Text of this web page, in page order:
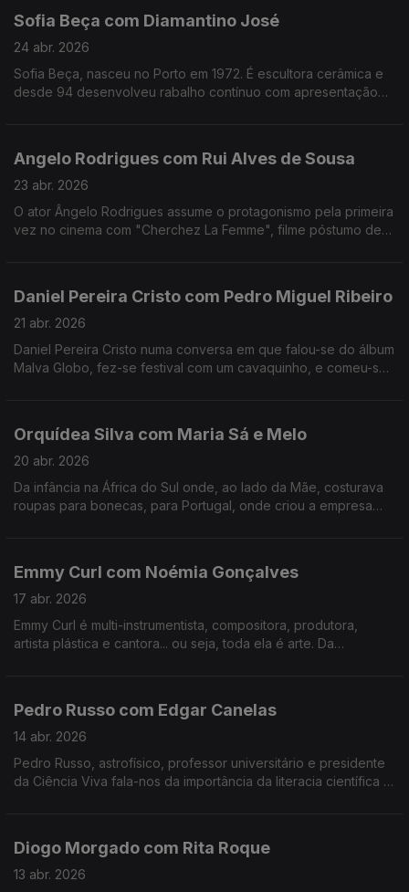
Sofia Beça com Diamantino José
24 abr. 2026
Sofia Beça, nasceu no Porto em 1972. É escultora cerâmica e
desde 94 desenvolveu rabalho contínuo com apresentação
Angelo Rodrigues com Rui Alves de Sousa
23 abr. 2026
O ator Ângelo Rodrigues assume o protagonismo pela primeira
vez no cinema com "Cherchez La Femme", filme póstumo de
Daniel Pereira Cristo com Pedro Miguel Ribeiro
21 abr. 2026
Daniel Pereira Cristo numa conversa em que falou-se do álbum
Malva Globo, fez-se festival com um cavaquinho, e comeu-se
Orquídea Silva com Maria Sá e Melo
20 abr. 2026
Da infância na África do Sul onde, ao lado da Mãe, costurava
roupas para bonecas, para Portugal, onde criou a empresa
Emmy Curl com Noémia Gonçalves
17 abr. 2026
Emmy Curl é multi-instrumentista, compositora, produtora,
artista plástica e cantora... ou seja, toda ela é arte. Da
Pedro Russo com Edgar Canelas
14 abr. 2026
Pedro Russo, astrofísico, professor universitário e presidente
da Ciência Viva fala-nos da importância da literacia científica e
Diogo Morgado com Rita Roque
13 abr. 2026